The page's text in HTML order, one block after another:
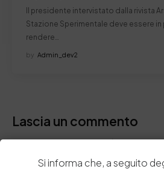
Il presidente intervistato dalla rivista
Stazione Sperimentale deve essere in
rendere…
by Admin_dev2
Lascia un commento
Il tuo indirizzo email non sarà pubblicato.I
Si informa che, a seguito